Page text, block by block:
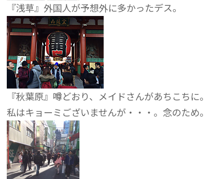
『浅草』外国人が予想外に多かったデス。
『秋葉原』噂どおり、メイドさんがあちこちに。
私はキョーミございませんが・・・。念のため。